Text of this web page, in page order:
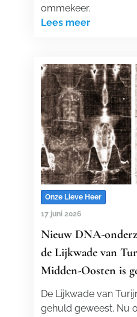
ommekeer.
Lees meer
Onze Lieve Heer
17 juni 2026
Nieuw DNA-
de Lijkwade van
Midden-Oosten is
De Lijkwade van
gehuld geweest. Nu